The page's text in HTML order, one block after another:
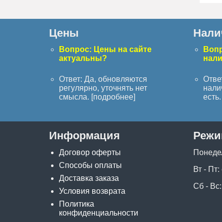
Цены
Вопрос: Цены на сайте
актуальны?
Ответ: Да, обновляются
регулярно, уточнять нет
смысла. [подробнее]
Информация
Договор оферты
Способы оплаты
Доставка заказа
Условия возврата
Политика
конфиденциальности
Вт -
Сб -